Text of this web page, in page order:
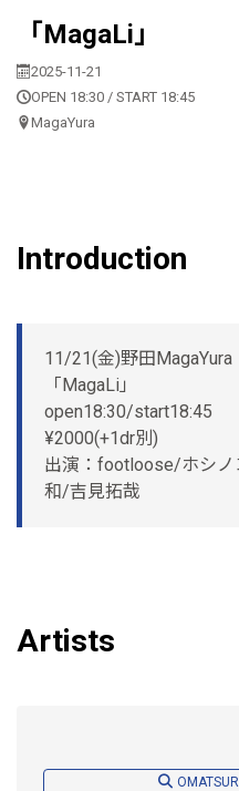
「MagaLi」
2025-11-21
OPEN 18:30 / START 18:45
MagaYura
Introduction
11/21(金)野田MagaYura
「MagaLi」
open18:30/start18:45
¥2000(+1dr別)
出演：footloose/ホシ
和/吉見拓哉
Artists